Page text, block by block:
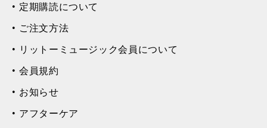
定期購読について
ご注文方法
リットーミュージック会員について
会員規約
お知らせ
アフターケア